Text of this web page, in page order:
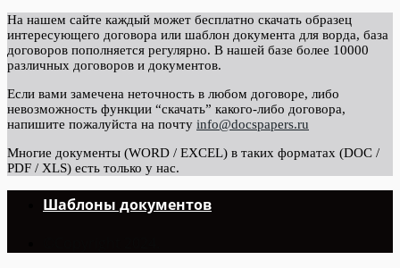
На нашем сайте каждый может бесплатно скачать образец
интересующего договора или шаблон документа для ворда, база
договоров пополняется регулярно. В нашей базе более 10000
различных договоров и документов.
Если вами замечена неточность в любом договоре, либо
невозможность функции “скачать” какого-либо договора,
напишите пожалуйста на почту info@docspapers.ru
Многие документы (WORD / EXCEL) в таких форматах (DOC /
PDF / XLS) есть только у нас.
Шаблоны документов